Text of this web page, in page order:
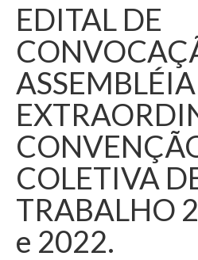
EDITAL DE
COLETIVA
TRABALHO
e 2022.